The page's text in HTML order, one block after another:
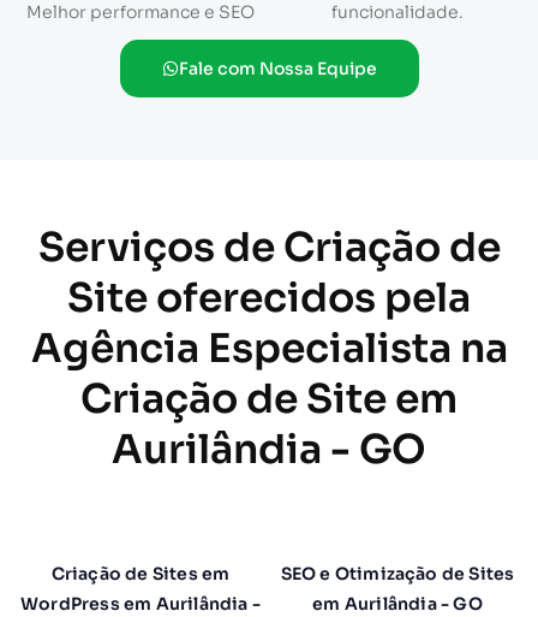
Melhor performance e SEO
funcionalidade.
Fale com Nossa Equipe
Serviços de Criação de
Site oferecidos pela
Agência Especialista na
Criação de Site em
Aurilândia - GO
Criação de Sites em
WordPress em Aurilândia -
SEO e Otimização de Sites
em Aurilândia - GO